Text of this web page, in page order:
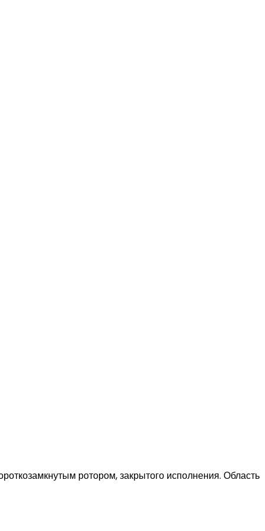
ротором, закрытого исполнения. Область